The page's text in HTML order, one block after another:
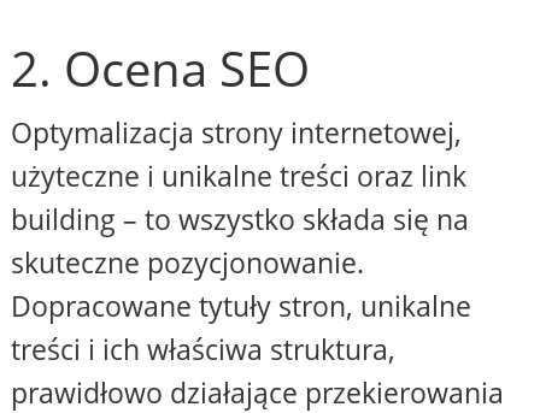
2. Ocena SEO
Optymalizacja strony internetowej,
użyteczne i unikalne treści oraz link
building – to wszystko składa się na
skuteczne pozycjonowanie.
Dopracowane tytuły stron, unikalne
treści i ich właściwa struktura,
prawidłowo działające przekierowania